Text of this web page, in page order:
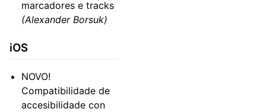
marcadores e tracks
(Alexander Borsuk)
iOS
NOVO!
Compatibilidade de
accesibilidade con